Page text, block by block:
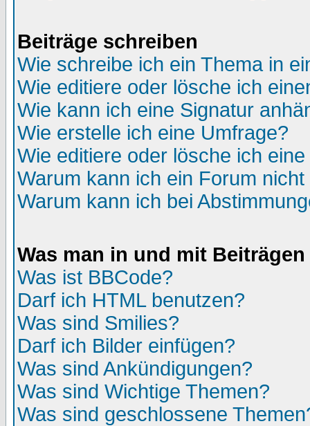
Beiträge schreiben
Wie schreibe ich ein Thema in
Wie editiere oder lösche ich
Wie kann ich eine Signatur
Wie erstelle ich eine Umfrage?
Wie editiere oder lösche ich
Warum kann ich ein Forum
Warum kann ich bei
Was man in und mit
Was ist BBCode?
Darf ich HTML benutzen?
Was sind Smilies?
Darf ich Bilder einfügen?
Was sind Ankündigungen?
Was sind Wichtige Themen?
Was sind geschlossene